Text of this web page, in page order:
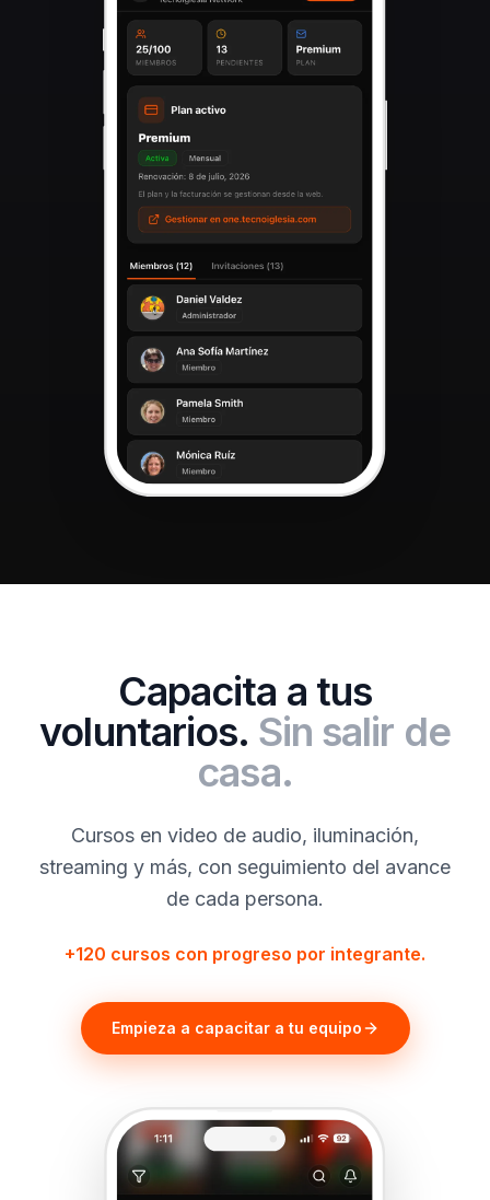
Capacita a tus
voluntarios. Sin salir de
casa.
Cursos en video de audio, iluminación,
streaming y más, con seguimiento del avance
de cada persona.
+120 cursos con progreso por integrante.
Empieza a capacitar a tu equipo